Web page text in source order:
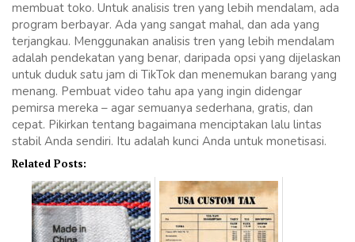
membuat toko. Untuk analisis tren yang lebih mendalam, ada
program berbayar. Ada yang sangat mahal, dan ada yang
terjangkau. Menggunakan analisis tren yang lebih mendalam
adalah pendekatan yang benar, daripada opsi yang dijelaskan
untuk duduk satu jam di TikTok dan menemukan barang yang
menang. Pembuat video tahu apa yang ingin didengar
pemirsa mereka – agar semuanya sederhana, gratis, dan
cepat. Pikirkan tentang bagaimana menciptakan lalu lintas
stabil Anda sendiri. Itu adalah kunci Anda untuk monetisasi.
Related Posts: